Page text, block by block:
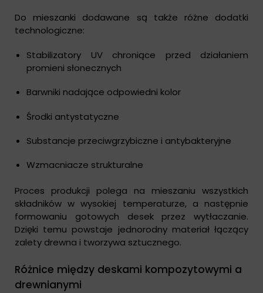
Do mieszanki dodawane są także różne dodatki
technologiczne:
Stabilizatory UV chroniące przed działaniem
promieni słonecznych
Barwniki nadające odpowiedni kolor
Środki antystatyczne
Substancje przeciwgrzybiczne i antybakteryjne
Wzmacniacze strukturalne
Proces produkcji polega na mieszaniu wszystkich
składników w wysokiej temperaturze, a następnie
formowaniu gotowych desek przez wytłaczanie.
Dzięki temu powstaje jednorodny materiał łączący
zalety drewna i tworzywa sztucznego.
Różnice między deskami kompozytowymi a
drewnianymi